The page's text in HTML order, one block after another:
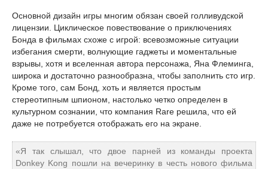
Основной дизайн игры многим обязан своей голливудской
лицензии. Циклическое повествование о приключениях
Бонда в фильмах схоже с игрой: всевозможные ситуации
избегания смерти, волнующие гаджеты и моментальные
взрывы, хотя и вселенная автора персонажа, Яна Флеминга,
широка и достаточно разнообразна, чтобы заполнить сто игр.
Кроме того, сам Бонд, хоть и является простым
стереотипным шпионом, настолько четко определен в
культурном сознании, что компания Rare решила, что ей
даже не потребуется отображать его на экране.
«Я так слышал, что двое парней из команды проекта
Donkey Kong пошли на вечеринку в честь нового фильма